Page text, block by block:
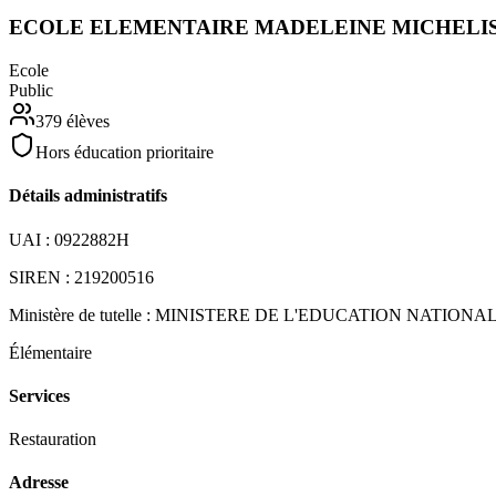
ECOLE ELEMENTAIRE MADELEINE
Ecole
Public
379 élèves
Hors éducation prioritaire
Détails administratifs
UAI : 0922882H
SIREN : 219200516
Ministère de tutelle : MINISTERE DE L'EDUCATION
Élémentaire
Services
Restauration
Adresse